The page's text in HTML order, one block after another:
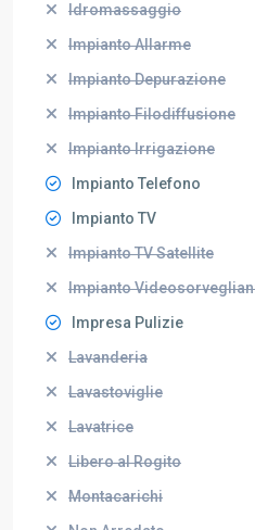
Idromassaggio
Impianto Allarme
Impianto Depurazione
Impianto Filodiffusione
Impianto Irrigazione
Impianto Telefono
Impianto TV
Impianto TV Satellite
Impianto
Impresa Pulizie
Lavanderia
Lavastoviglie
Lavatrice
Libero al Rogito
Montacarichi